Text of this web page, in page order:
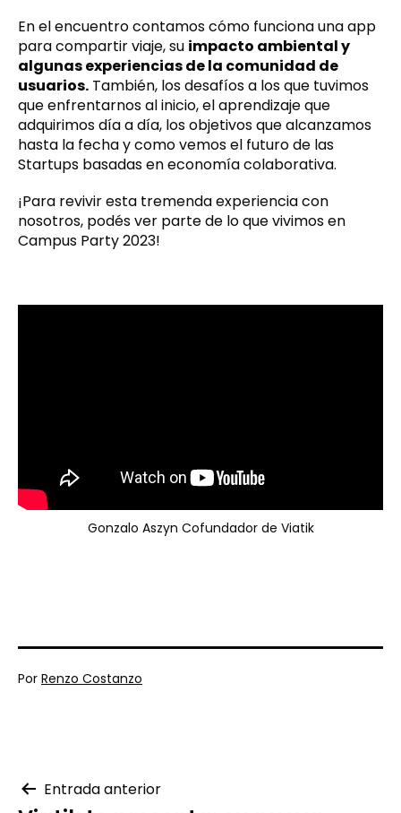
En el encuentro contamos cómo funciona una app
para compartir viaje, su impacto ambiental y
algunas experiencias de la comunidad de
usuarios. También, los desafíos a los que tuvimos
que enfrentarnos al inicio, el aprendizaje que
adquirimos día a día, los objetivos que alcanzamos
hasta la fecha y como vemos el futuro de las
Startups basadas en economía colaborativa.
¡Para revivir esta tremenda experiencia con
nosotros, podés ver parte de lo que vivimos en
Campus Party 2023!
Gonzalo Aszyn Cofundador de Viatik
Publicada
Por Renzo Costanzo
Novedades ,
Uncategorized
Navegación
Entrada anterior